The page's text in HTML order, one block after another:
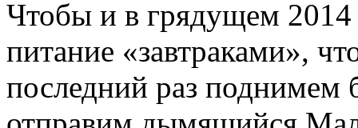
Чтобы и в грядущем 2014
питание «завтраками»,
последний раз поднимем